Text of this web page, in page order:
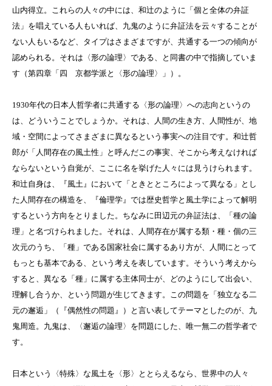
山内得立。これらの人々の中には、和辻のように「個と全体の弁証
法」を唱えている人もいれば、九鬼のように弁証法を云々することが
ない人もいるなど、タイプはさまざまですが、共通する一つの傾向が
認められる。それは〈形の論理〉である、と同書の中で指摘していま
す（第四章「四 京都学派と〈形の論理〉」）。
1930年代の日本人哲学者に共通する〈形の論理〉への志向というの
は、どういうことでしょうか。それは、人間の生き方、人間性が、地
域・空間によってさまざまに異なるという事実への注目です。和辻哲
郎が「人間存在の風土性」と呼んだこの事実、そこから考えなければ
ならないという自覚が、ここに名を挙げた人々には見うけられます。
和辻自身は、『風土』において「ときとところによって異なる」とし
た人間存在の構造を、『倫理学』では歴史哲学と風土学によって解明
するという方向をとりました。ちなみに田辺元の弁証法は、「種の論
理」と名づけられました。それは、人間存在が属する類・種・個の三
次元のうち、「種」である国家社会に属するあり方が、人間にとって
もっとも基本である、という考えを表しています。そういう考えから
すると、異なる「種」に属する主体同士が、どのようにして出会い、
理解し合うか、という問題が生じてきます。この問題を「独立なる二
元の邂逅」（『偶然性の問題』）と言い表してテーマとしたのが、九
鬼周造。九鬼は、〈邂逅の論理〉を問題にした、唯一無二の哲学者で
す。
日本という〈特殊〉な風土を〈形〉ととらえるなら、世界中の人々